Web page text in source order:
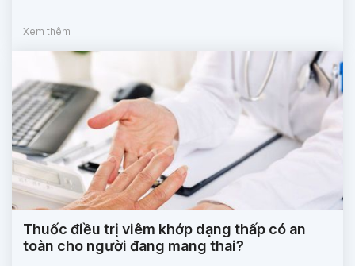
Xem thêm
Thuốc điều trị viêm khớp dạng thấp có an
toàn cho người đang mang thai?